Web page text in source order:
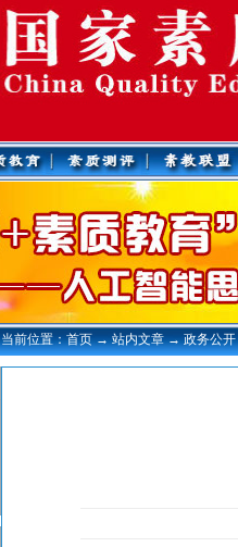
当前位置：首页 → 站内文章 → 政务公开